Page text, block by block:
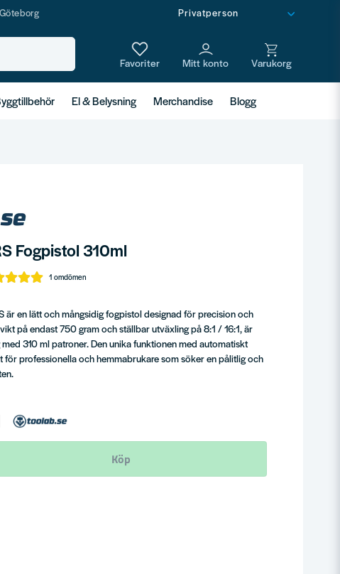
El & Belysning Merchandise Blogg
Fogpistol 310ml
1 omdömen
är en lätt och mångsidig fogpistol designad för precision och
på endast 750 gram och ställbar utväxling på 8:1 / 16:1, är
310 ml patroner. Den unika funktionen med automatiskt
professionella och hemmabrukare som söker en pålitlig och
Köp